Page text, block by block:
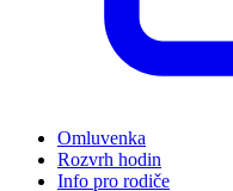
Omluvenka
Rozvrh hodin
Info pro rodiče